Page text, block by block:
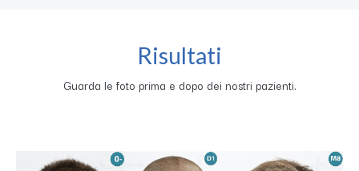
Risultati
Guarda le foto prima e dopo dei nostri pazienti.